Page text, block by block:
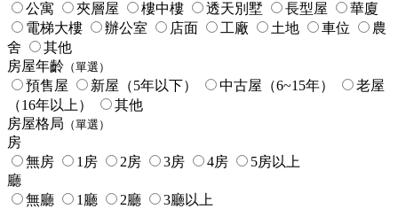
公寓 夾層屋 樓中樓 透天別墅 長型屋
華廈
電梯大樓
辦公室 店面 工廠 土地 車位
農
舍
其他
房屋年齡 （單選）
預售屋 新屋（5年以下） 中古屋（6~15年）
老屋
（16年以上）
其他
房屋格局 （單選）
房
無房
1房 2房 3房 4房
5房以上
廳
無廳
1廳 2廳
3廳以上